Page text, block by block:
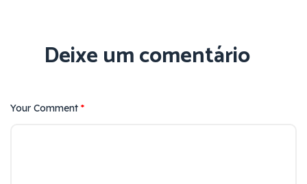
Deixe um comentário
Your Comment *